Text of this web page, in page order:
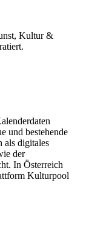
Kultur &
und bestehende
als digitales
der
In Österreich
Kulturpool